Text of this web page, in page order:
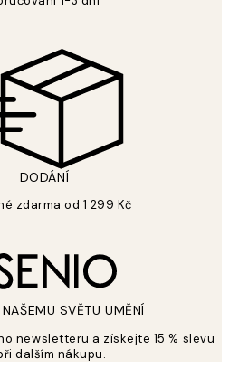
DODÁNÍ
zdarma od 1 299 Kč
SVĚTU UMĚNÍ
newsletteru a získejte 15 % slevu
dalším nákupu.